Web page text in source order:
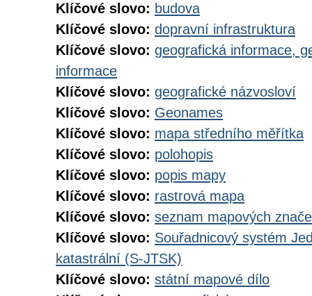
Klíčové slovo: budova
Klíčové slovo: dopravní infrastruktura
Klíčové slovo: geografická informace,
informace
Klíčové slovo: geografické názvosloví
Klíčové slovo: Geonames
Klíčové slovo: mapa středního měřítka
Klíčové slovo: polohopis
Klíčové slovo: popis mapy
Klíčové slovo: rastrová mapa
Klíčové slovo: seznam mapových
Klíčové slovo: Souřadnicový systém
katastrální (S-JTSK)
Klíčové slovo: státní mapové dílo